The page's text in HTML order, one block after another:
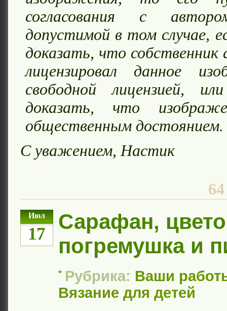
согласования с
допустимой в том случае,
доказать, что собственник
лицензировал данное
свободной лицензией,
доказать, что
общественным достоянием.
С уважением, Настик
Июл
17
Сарафан,
погремушка и
Рубрика: Ваши
Вязание для детей